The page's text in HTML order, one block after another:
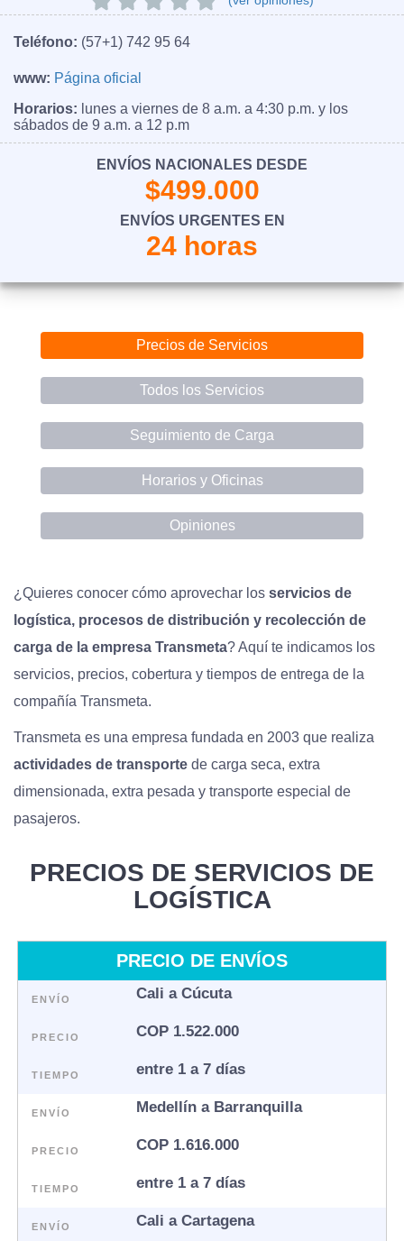
Teléfono: (57+1) 742 95 64
www: Página oficial
Horarios: lunes a viernes de 8 a.m. a 4:30 p.m. y los
sábados de 9 a.m. a 12 p.m
ENVÍOS NACIONALES DESDE
$499.000
ENVÍOS URGENTES EN
24 horas
Precios de Servicios
Todos los Servicios
Seguimiento de Carga
Horarios y Oficinas
Opiniones
¿Quieres conocer cómo aprovechar los servicios de
logística, procesos de distribución y recolección de
carga de la empresa Transmeta? Aquí te indicamos los
servicios, precios, cobertura y tiempos de entrega de la
compañía Transmeta.
Transmeta es una empresa fundada en 2003 que realiza
actividades de transporte de carga seca, extra
dimensionada, extra pesada y transporte especial de
pasajeros.​​​​
PRECIOS DE SERVICIOS DE
LOGÍSTICA
PRECIO DE ENVÍOS
ENVÍO Cali a Cúcuta
PRECIO COP 1.522.000
TIEMPO entre 1 a 7 días
ENVÍO Medellín a Barranquilla
PRECIO COP 1.616.000
TIEMPO entre 1 a 7 días
ENVÍO Cali a Cartagena